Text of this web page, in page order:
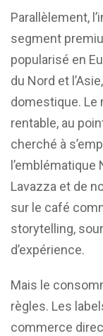
Parallèlement,
segment
popularisé en
du Nord et
domestique. Le
rentable, au
cherché à
Lavazza et de
sur le café
storytelling,
d’expérience.
Mais le
règles. Les
commerce